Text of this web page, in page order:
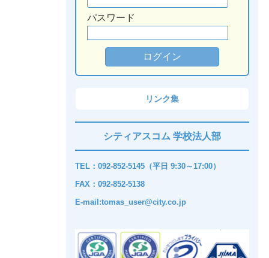
パスワード
リンク集
シティアスコム 学校法人部
TEL：092-852-5145（平日 9:30～17:00）
FAX：092-852-5138
E-mail:tomas_user@city.co.jp